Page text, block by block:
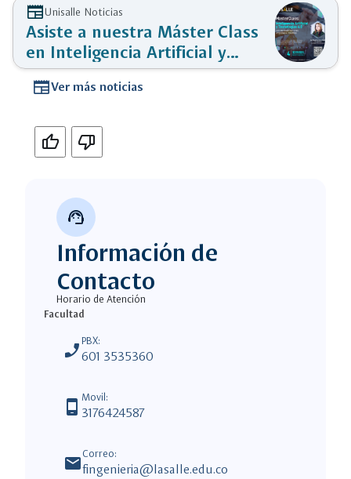
newspaperUnisalle Noticias
Asiste a nuestra Máster Class
en Inteligencia Artificial y
Tecnologías 4.0
newspaperVer más noticias
Si No
support_agent
Información de
Contacto
Horario de Atención
Facultad
phone_enabled PBX:
601 3535360
phone_android Movil:
3176424587
mail Correo:
fingenieria@lasalle.edu.co